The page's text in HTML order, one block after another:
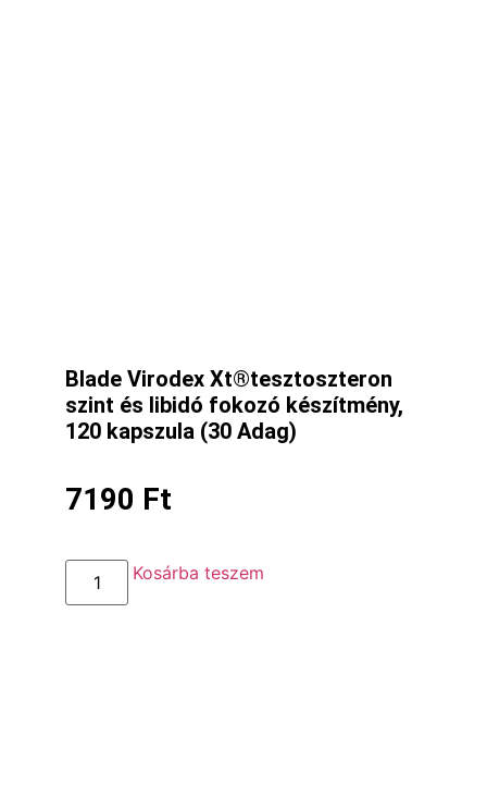
Blade Virodex Xt®tesztoszteron
szint és libidó fokozó készítmény,
120 kapszula (30 Adag)
7190 Ft
Kosárba teszem